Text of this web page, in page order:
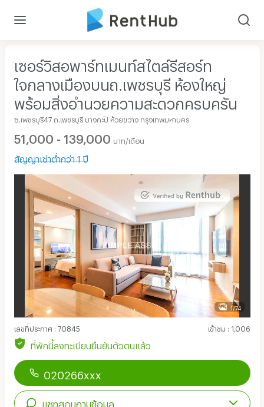
เซอร์วิสอพาร์ทเมนท์สไตล์รีสอร์ท
ใจกลางเมืองบนถ.เพชรบุรี ห้องใหญ่
พร้อมสิ่งอำนวยความสะดวกครบครัน
ซ.เพชรบุรี47 ถ.เพชรบุรี บางกะปิ ห้วยขวาง กรุงเทพมหานคร
51,000 - 139,000 บาท/เดือน
สัญญาเช่าต่ำกว่า 1 ปี
1/74
เลขที่ประกาศ : 70845 เข้าชม : 1,006
ที่พักนี้ลงทะเบียนยืนยันตัวตนแล้ว
020266xxx
แชทสอบถามข้อมูล